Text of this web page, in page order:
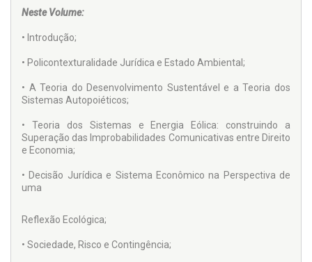
Neste Volume:
• Introdução;
• Policontexturalidade Jurídica e Estado Ambiental;
• A Teoria do Desenvolvimento Sustentável e a Teoria dos
Sistemas Autopoiéticos;
• Teoria dos Sistemas e Energia Eólica: construindo a
Superação das Improbabilidades Comunicativas entre Direito
e Economia;
• Decisão Jurídica e Sistema Econômico na Perspectiva de
uma
Reflexão Ecológica;
• Sociedade, Risco e Contingência;